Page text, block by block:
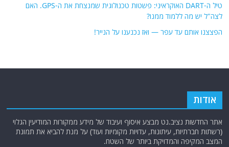
טיל ה-DART האוקראיני: פשטות טכנולוגית שמנצחת את ה-GPS. האם
לצה"ל יש מה ללמוד ממנו?
הפצצנו אותם עד עפר — ואז נכנענו על הנייר!
אודות
אתר החדשות נציב.נט מבצע איסוף ועיבוד של מידע ממקורות המודיעין הגלוי
(רשתות חברתיות, עיתונות, עדויות מקומיות ועוד) על מנת להביא את תמונת
המצב המקיפה והמדויקת ביותר של השטח.